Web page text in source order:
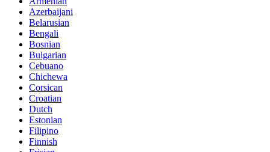
Azerbaijani
Belarusian
Bengali
Bosnian
Bulgarian
Cebuano
Chichewa
Corsican
Croatian
Dutch
Estonian
Filipino
Finnish